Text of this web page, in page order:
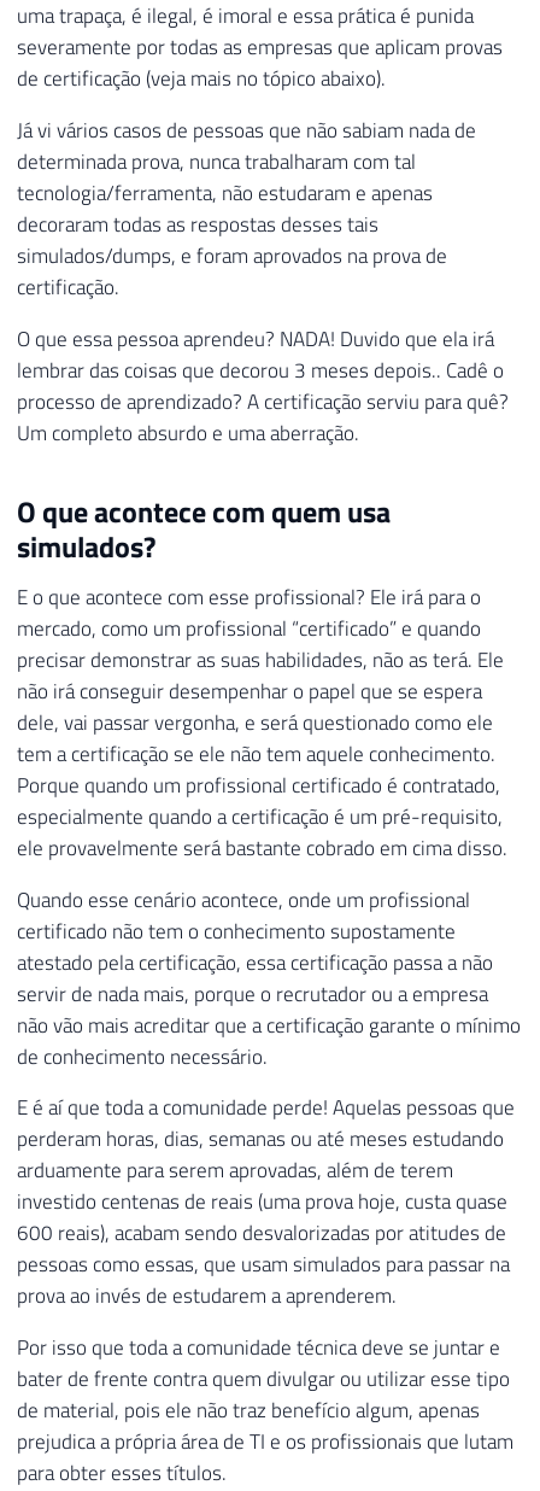
uma trapaça, é ilegal, é imoral e essa prática é punida
severamente por todas as empresas que aplicam provas
de certificação (veja mais no tópico abaixo).
Já vi vários casos de pessoas que não sabiam nada de
determinada prova, nunca trabalharam com tal
tecnologia/ferramenta, não estudaram e apenas
decoraram todas as respostas desses tais
simulados/dumps, e foram aprovados na prova de
certificação.
O que essa pessoa aprendeu? NADA! Duvido que ela irá
lembrar das coisas que decorou 3 meses depois.. Cadê o
processo de aprendizado? A certificação serviu para quê?
Um completo absurdo e uma aberração.
O que acontece com quem usa
simulados?
E o que acontece com esse profissional? Ele irá para o
mercado, como um profissional “certificado” e quando
precisar demonstrar as suas habilidades, não as terá. Ele
não irá conseguir desempenhar o papel que se espera
dele, vai passar vergonha, e será questionado como ele
tem a certificação se ele não tem aquele conhecimento.
Porque quando um profissional certificado é contratado,
especialmente quando a certificação é um pré-requisito,
ele provavelmente será bastante cobrado em cima disso.
Quando esse cenário acontece, onde um profissional
certificado não tem o conhecimento supostamente
atestado pela certificação, essa certificação passa a não
servir de nada mais, porque o recrutador ou a empresa
não vão mais acreditar que a certificação garante o mínimo
de conhecimento necessário.
E é aí que toda a comunidade perde! Aquelas pessoas que
perderam horas, dias, semanas ou até meses estudando
arduamente para serem aprovadas, além de terem
investido centenas de reais (uma prova hoje, custa quase
600 reais), acabam sendo desvalorizadas por atitudes de
pessoas como essas, que usam simulados para passar na
prova ao invés de estudarem a aprenderem.
Por isso que toda a comunidade técnica deve se juntar e
bater de frente contra quem divulgar ou utilizar esse tipo
de material, pois ele não traz benefício algum, apenas
prejudica a própria área de TI e os profissionais que lutam
para obter esses títulos.